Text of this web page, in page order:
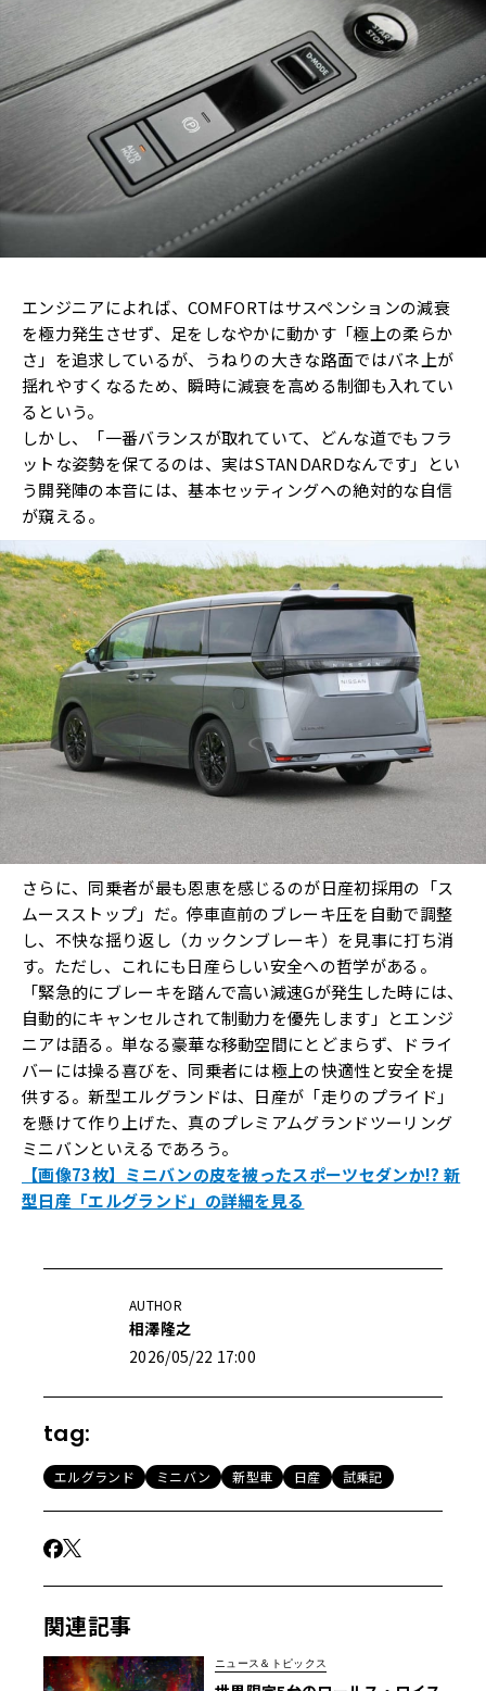
エンジニアによれば、COMFORTはサスペンションの減衰
を極力発生させず、足をしなやかに動かす「極上の柔らか
さ」を追求しているが、うねりの大きな路面ではバネ上が
揺れやすくなるため、瞬時に減衰を高める制御も入れてい
るという。
しかし、「一番バランスが取れていて、どんな道でもフラ
ットな姿勢を保てるのは、実はSTANDARDなんです」とい
う開発陣の本音には、基本セッティングへの絶対的な自信
が窺える。
さらに、同乗者が最も恩恵を感じるのが日産初採用の「ス
ムースストップ」だ。停車直前のブレーキ圧を自動で調整
し、不快な揺り返し（カックンブレーキ）を見事に打ち消
す。ただし、これにも日産らしい安全への哲学がある。
「緊急的にブレーキを踏んで高い減速Gが発生した時には、
自動的にキャンセルされて制動力を優先します」とエンジ
ニアは語る。単なる豪華な移動空間にとどまらず、ドライ
バーには操る喜びを、同乗者には極上の快適性と安全を提
供する。新型エルグランドは、日産が「走りのプライド」
を懸けて作り上げた、真のプレミアムグランドツーリング
ミニバンといえるであろう。
【画像73枚】ミニバンの皮を被ったスポーツセダンか!? 新
型日産「エルグランド」の詳細を見る
AUTHOR
相澤隆之
2026/05/22 17:00
tag:
エルグランド ミニバン 新型車 日産 試乗記
関連記事
ニュース＆トピックス